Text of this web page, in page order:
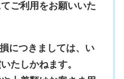
ご利用をお願いいた
につきましては、い
たしかねます。